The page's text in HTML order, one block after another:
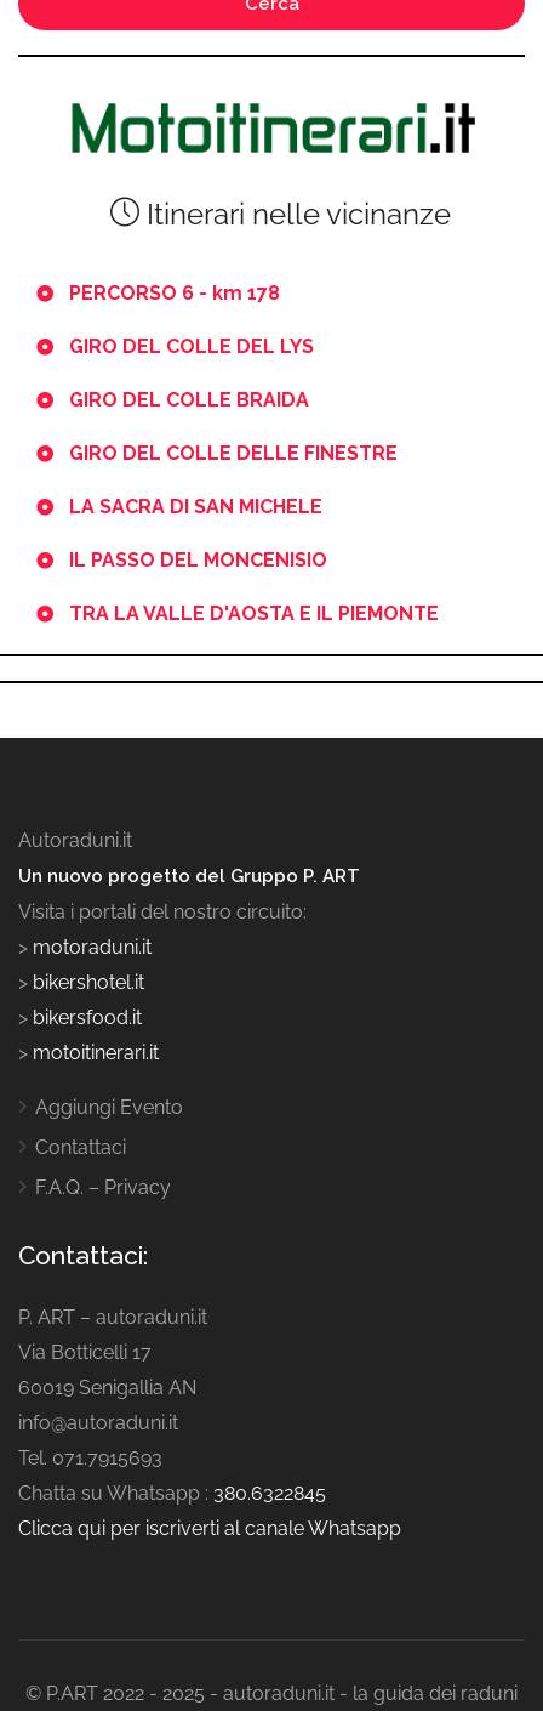
Itinerari nelle vicinanze
PERCORSO 6 - km 178
GIRO DEL COLLE DEL LYS
GIRO DEL COLLE BRAIDA
GIRO DEL COLLE DELLE FINESTRE
LA SACRA DI SAN MICHELE
IL PASSO DEL MONCENISIO
TRA LA VALLE D'AOSTA E IL PIEMONTE
Autoraduni.it
Un nuovo progetto del Gruppo P. ART
Visita i portali del nostro circuito:
> motoraduni.it
> bikershotel.it
> bikersfood.it
> motoitinerari.it
Aggiungi Evento
Contattaci
F.A.Q. – Privacy
Contattaci:
P. ART – autoraduni.it
Via Botticelli 17
60019 Senigallia AN
info@autoraduni.it
Tel. 071.7915693
Chatta su Whatsapp : 380.6322845
Clicca qui per iscriverti al canale Whatsapp
© P.ART 2022 - 2025 - autoraduni.it - la guida dei raduni